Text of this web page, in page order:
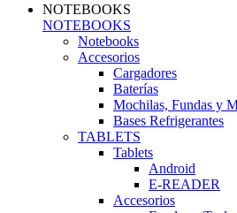
NOTEBOOKS
NOTEBOOKS
Notebooks
Accesorios
Cargadores
Baterías
Mochilas, Fundas y
Bases Refrigerantes
TABLETS
Tablets
Android
E-READER
Accesorios